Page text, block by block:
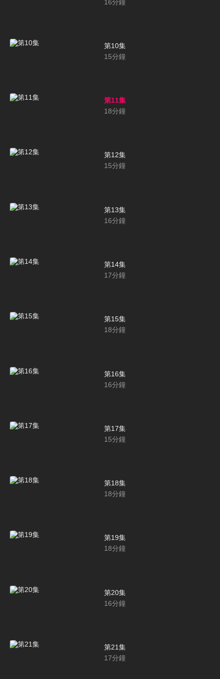
16分鐘
第10集
15分鐘
第11集
18分鐘
第12集
15分鐘
第13集
16分鐘
第14集
17分鐘
第15集
18分鐘
第16集
16分鐘
第17集
15分鐘
第18集
18分鐘
第19集
18分鐘
第20集
16分鐘
第21集
17分鐘